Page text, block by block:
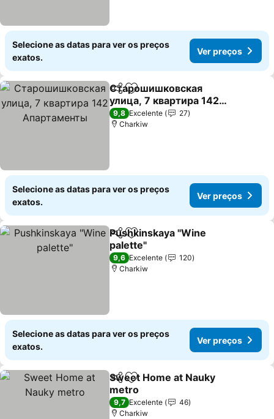
Selecione as datas para ver os preços
exatos.
Ver preços
PartilharAdicionar aos favoritos
Старошишковская
улица, 7 квартира 142
Апартаменты
Ver preços
9,8 Excelente
27
Charkiw
Selecione as datas para ver os preços
exatos.
Ver preços
PartilharAdicionar aos favoritos
Pushkinskaya "Wine
palette"
Ver preços
9,6 Excelente
120
Charkiw
Selecione as datas para ver os preços
exatos.
Ver preços
PartilharAdicionar aos favoritos
Sweet Home at Nauky
metro
Ver preços
9,7 Excelente
46
Charkiw